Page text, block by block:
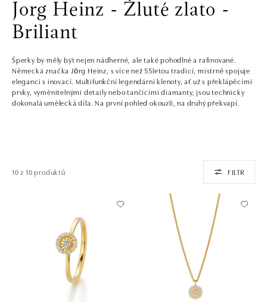
Jorg Heinz - Žluté zlato -
Briliant
Šperky by měly být nejen nádherné, ale také pohodlné a rafinované.
Německá značka Jörg Heinz, s více než 55letou tradicí, mistrně spojuje
eleganci s inovací. Multifunkční legendární klenoty, ať už s překlápěcími
prvky, vyměnitelnými detaily nebo tančícími diamanty, jsou technicky
dokonalá umělecká díla. Na první pohled okouzlí, na druhý překvapí.
10 z 10 produktů FILTR